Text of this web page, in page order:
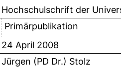
Hochschulschrift der
Primärpublikation
24 April 2008
Jürgen (PD Dr.) Stolz